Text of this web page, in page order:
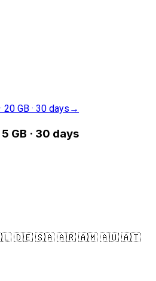
20 GB · 30 days →
GB · 30 days
🇩🇪 🇸🇦 🇦🇷 🇦🇲 🇦🇺 🇦🇹